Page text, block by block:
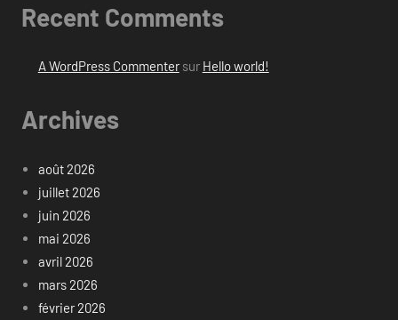
Recent Comments
A WordPress Commentersur Hello world!
Archives
août 2026
juillet 2026
juin 2026
mai 2026
avril 2026
mars 2026
février 2026